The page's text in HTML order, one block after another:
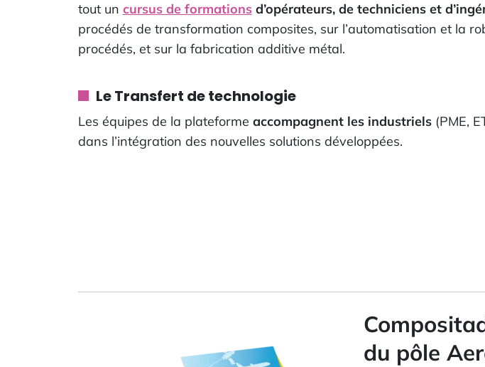
tout un cursus de formations d’opérateurs, de techniciens et
procédés de transformation composites, sur l’automatisation et la
procédés, et sur la fabrication additive métal.
Le Transfert de technologie
Les équipes de la plateforme accompagnent les industriels(PME,
dans l’intégration des nouvelles solutions développées.
du pôle